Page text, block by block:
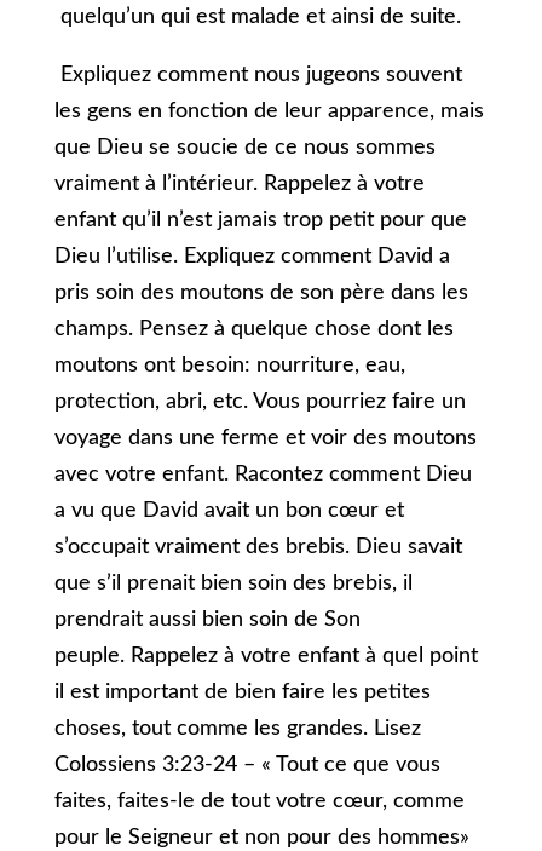
quelqu’un qui est malade et ainsi de suite.
Expliquez comment nous jugeons souvent
les gens en fonction de leur apparence, mais
que Dieu se soucie de ce nous sommes
vraiment à l’intérieur. Rappelez à votre
enfant qu’il n’est jamais trop petit pour que
Dieu l’utilise. Expliquez comment David a
pris soin des moutons de son père dans les
champs. Pensez à quelque chose dont les
moutons ont besoin: nourriture, eau,
protection, abri, etc. Vous pourriez faire un
voyage dans une ferme et voir des moutons
avec votre enfant. Racontez comment Dieu
a vu que David avait un bon cœur et
s’occupait vraiment des brebis. Dieu savait
que s’il prenait bien soin des brebis, il
prendrait aussi bien soin de Son
peuple. Rappelez à votre enfant à quel point
il est important de bien faire les petites
choses, tout comme les grandes. Lisez
Colossiens 3:23-24 – « Tout ce que vous
faites, faites-le de tout votre cœur, comme
pour le Seigneur et non pour des hommes»